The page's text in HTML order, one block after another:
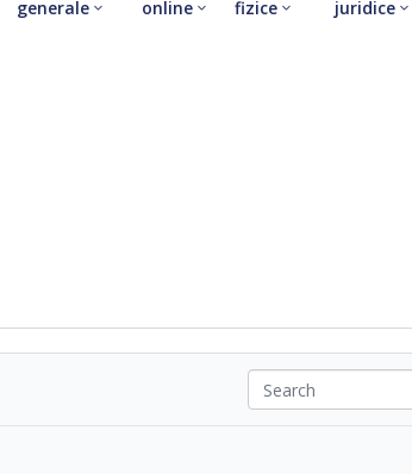
generale
online
fizice
juridice
Search